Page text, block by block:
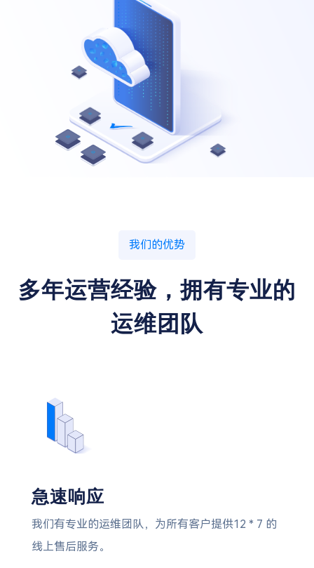
我们的优势
多年运营经验，拥有专业的
运维团队
急速响应
我们有专业的运维团队，为所有客户提供12 * 7 的
线上售后服务。